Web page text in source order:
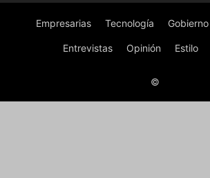
Empresarias Tecnología Gobierno
Entrevistas Opinión Estilo
©